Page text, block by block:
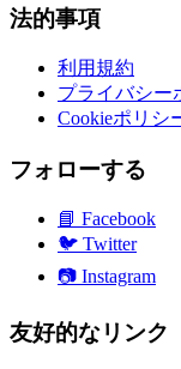
法的事項
利用規約
プライバシー
Cookieポリシ
フォローする
📘 Facebook
🐦 Twitter
📷 Instagram
友好的なリンク